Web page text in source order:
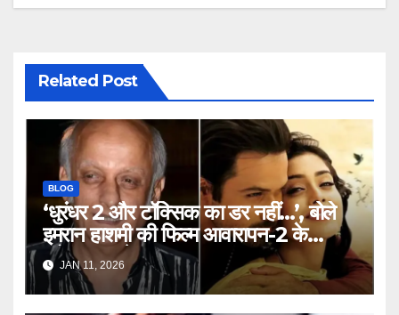
Related Post
BLOG
‘धुरंधर 2 और टॉक्सिक का डर नहीं…’, बोले
इमरान हाशमी की फिल्म आवारापन-2 के
प्रोड्यूसर मुकेश भट्ट – Mukesh
Bhatt on Emraan Hashmi
Awarapan 2 delay release
JAN 11, 2026